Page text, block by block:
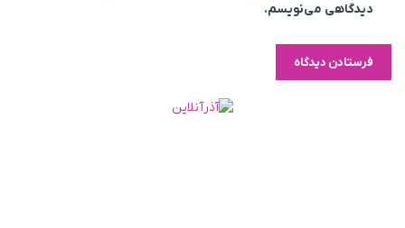
دیدگاهی می‌نویسم.